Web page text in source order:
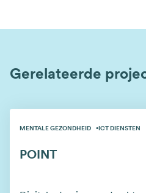
Gerelateerde
POINT
MENTALE GEZONDHEID ICT DIENSTEN